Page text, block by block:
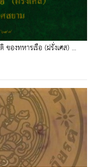
องทหารเรือ (ฝรั่งเศส) ...